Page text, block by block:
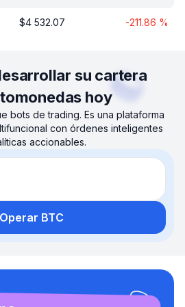
$4 532.07 -211.86 %
su cartera
hoy
bots de trading. Es una plataforma
con órdenes inteligentes
accionables.
Operar BTC